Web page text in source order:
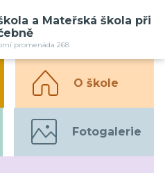
a Mateřská škola při
promenáda 268
O škole
Fotogalerie